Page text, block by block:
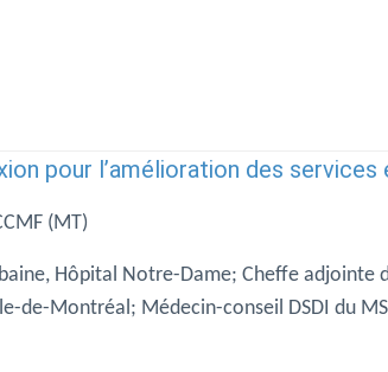
pour l’amélioration des services
(MT)
Hôpital Notre-Dame; Cheffe adjointe
de-Montréal; Médecin-conseil DSDI du